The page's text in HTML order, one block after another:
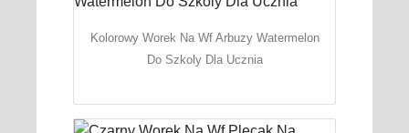
Kolorowy Worek Na Wf Arbuzy Watermelon
Do Szkoly Dla Ucznia